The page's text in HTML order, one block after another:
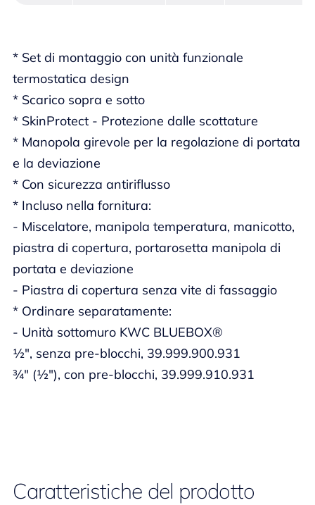
* Set di montaggio con unità funzionale
termostatica design
* Scarico sopra e sotto
* SkinProtect - Protezione dalle scottature
* Manopola girevole per la regolazione di portata
e la deviazione
* Con sicurezza antiriflusso
* Incluso nella fornitura:
- Miscelatore, manipola temperatura, manicotto,
piastra di copertura, portarosetta manipola di
portata e deviazione
- Piastra di copertura senza vite di fassaggio
* Ordinare separatamente:
- Unità sottomuro KWC BLUEBOX®
½", senza pre-blocchi, 39.999.900.931
¾" (½"), con pre-blocchi, 39.999.910.931
Caratteristiche del prodotto